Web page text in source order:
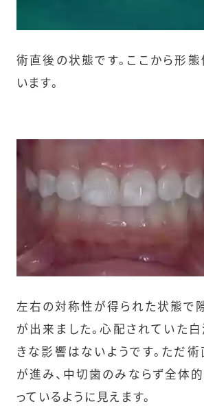
術直後の状態です。ここから形
います。
左右の対称性が得られた状態で
が出来ました。心配されていた
きな影響はないようです。ただ
が進み、中切歯のみならず全体
っているように見えます。